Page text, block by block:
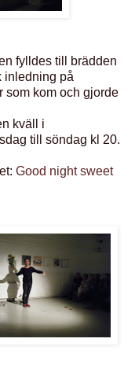
fylldes till brädden
inledning på
som kom och gjorde
kväll i
till söndag kl 20.
Good night sweet